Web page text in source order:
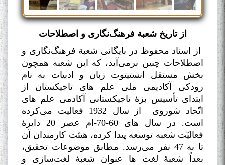
از تاریخ شعبة فرهنگ‌نگاری و اصطلاحات
از اسناد محفوظ در بایگانی شعبة فرهنگ‌نگاری و
اصطلاحات چنین برمی‌آید، که این شعبه همچون
بخش مستقل انستیتوت زبان و ادبیات به نام
رودکی آکادیمی ملی علم های تاجیکستان از
ابتدای تأسیس بزۀ تاجیکستانی آکادمی علم های
اتّحاد شوروی از سال 1932 فعالیت می‌کرده
است. در سال های 60-70-ام عصر 20 دایرۀ
فعالیّت شعبه توسعه پیدا کرده، هیئت کارمندان آن
تا به 47 نفر می‌رسد. مطابق موضوعات تحقیق،
بعداً شعبۀ لغت ها عنوان شعبۀ لغت‌سازی و